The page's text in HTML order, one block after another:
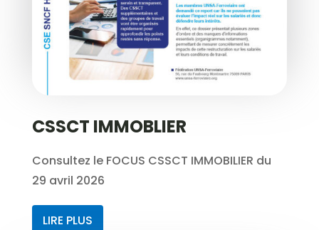
CSSCT IMMOBLIER
Consultez le FOCUS CSSCT IMMOBILIER du
29 avril 2026
LIRE PLUS